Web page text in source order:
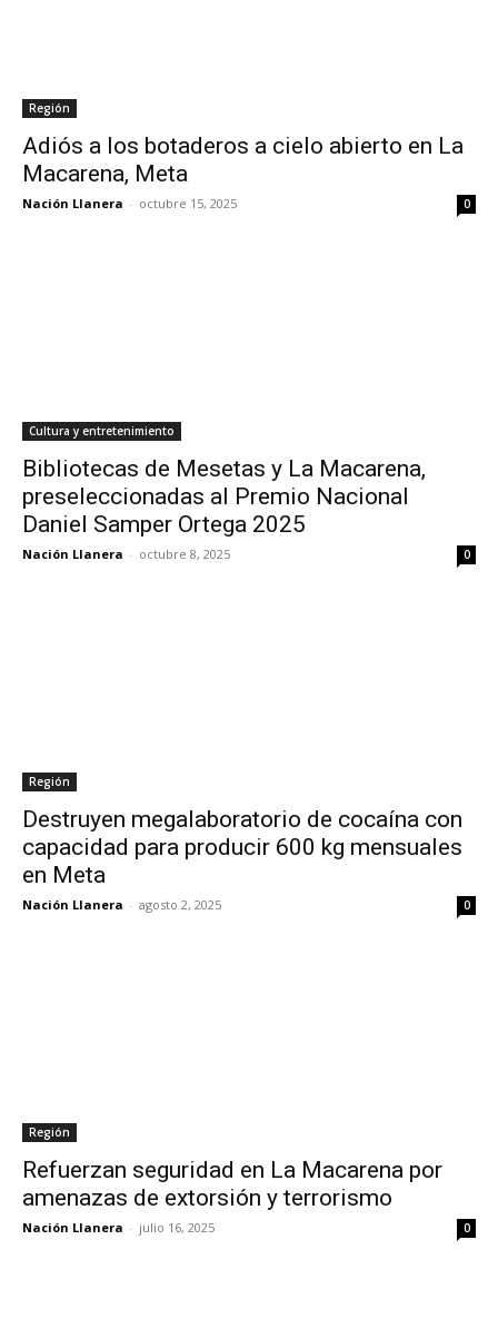
Región
Adiós a los botaderos a cielo abierto en La
Macarena, Meta
Nación Llanera - octubre 15, 2025 0
Cultura y entretenimiento
Bibliotecas de Mesetas y La Macarena,
preseleccionadas al Premio Nacional
Daniel Samper Ortega 2025
Nación Llanera - octubre 8, 2025 0
Región
Destruyen megalaboratorio de cocaína con
capacidad para producir 600 kg mensuales
en Meta
Nación Llanera - agosto 2, 2025 0
Región
Refuerzan seguridad en La Macarena por
amenazas de extorsión y terrorismo
Nación Llanera - julio 16, 2025 0